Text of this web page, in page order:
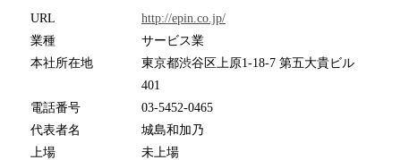
URL
http://epin.co.jp/
業種
サービス業
本社所在地
東京都渋谷区上原1-18-7 第五大貴ビル
401
電話番号
03-5452-0465
代表者名
城島和加乃
上場
未上場